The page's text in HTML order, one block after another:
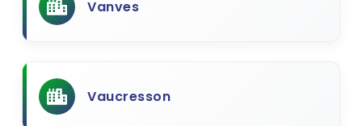
Vanves
Vaucresson